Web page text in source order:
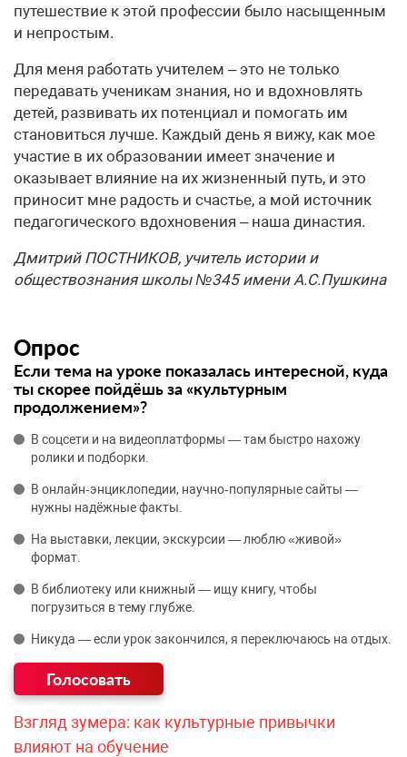
путешествие к этой профессии было насыщенным
и непростым.
Для меня работать учителем – это не только
передавать ученикам знания, но и вдохновлять
детей, развивать их потенциал и помогать им
становиться лучше. Каждый день я вижу, как мое
участие в их образовании имеет значение и
оказывает влияние на их жизненный путь, и это
приносит мне радость и счастье, а мой источник
педагогического вдохновения – наша династия.
Дмитрий ПОСТНИКОВ, учитель истории и
обществознания школы №345 имени А.С.Пушкина
Опрос
Если тема на уроке показалась интересной, куда
ты скорее пойдёшь за «культурным
продолжением»?
В соцсети и на видеоплатформы — там быстро нахожу
ролики и подборки.
В онлайн‑энциклопедии, научно‑популярные сайты —
нужны надёжные факты.
На выставки, лекции, экскурсии — люблю «живой»
формат.
В библиотеку или книжный — ищу книгу, чтобы
погрузиться в тему глубже.
Никуда — если урок закончился, я переключаюсь на отдых.
Взгляд зумера: как культурные привычки
влияют на обучение